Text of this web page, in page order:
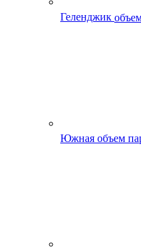
Геленджик
Южная объем